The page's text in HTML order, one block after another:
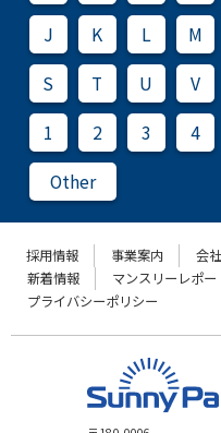
J
K L M
S
T U V
1
2 3 4
Other
採用情報 事業案内 会
新着情報
マンスリーレポー
プライバシーポリシー